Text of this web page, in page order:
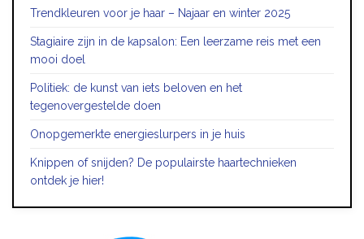
Trendkleuren voor je haar – Najaar en winter 2025
Stagiaire zijn in de kapsalon: Een leerzame reis met een
mooi doel
Politiek: de kunst van iets beloven en het
tegenovergestelde doen
Onopgemerkte energieslurpers in je huis
Knippen of snijden? De populairste haartechnieken
ontdek je hier!